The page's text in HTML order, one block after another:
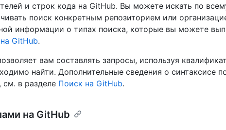
и строк кода на GitHub. Вы можете искать по
поиск конкретным репозиторием или
информации о типах поиска, которые вы можете
GitHub.
вам составлять запросы, используя
найти. Дополнительные сведения о синтаксисе
см. в разделе Поиск на GitHub.
на GitHub